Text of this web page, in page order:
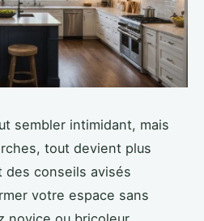
sembler intimidant, mais
tout devient plus
des conseils avisés
votre espace sans